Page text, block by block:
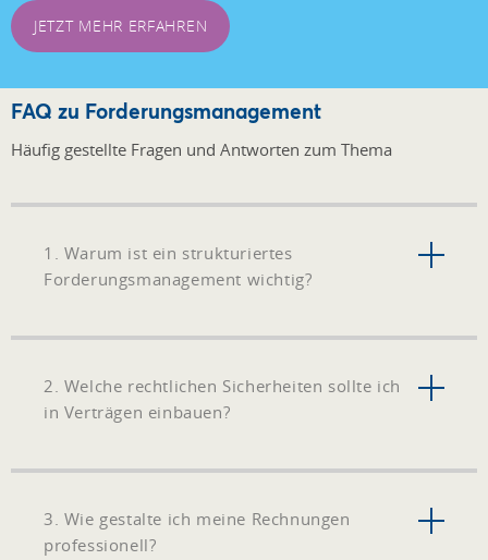
JETZT MEHR ERFAHREN
FAQ zu Forderungsmanagement
Häufig gestellte Fragen und Antworten zum Thema
1. Warum ist ein strukturiertes
Forderungsmanagement wichtig?
2. Welche rechtlichen Sicherheiten sollte ich
in Verträgen einbauen?
3. Wie gestalte ich meine Rechnungen
professionell?